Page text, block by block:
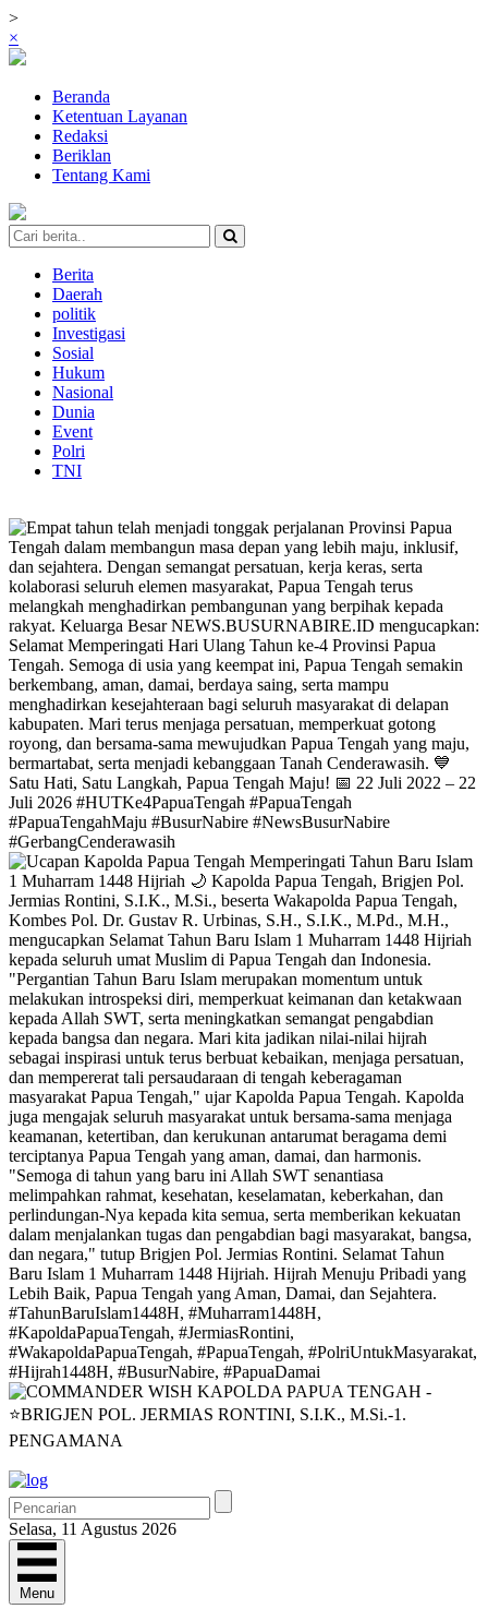
>
×
Beranda
Ketentuan Layanan
Redaksi
Beriklan
Tentang Kami
Berita
Daerah
politik
Investigasi
Sosial
Hukum
Nasional
Dunia
Event
Polri
TNI
Selasa, 11 Agustus 2026
Menu